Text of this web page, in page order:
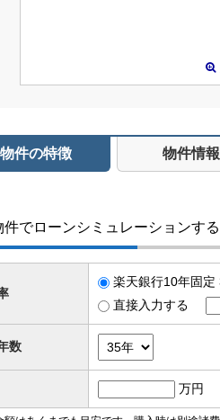
物件の特徴 物件情報
件でローンシミュレーションする
楽天銀行10年固定
直接入力する
数
万円